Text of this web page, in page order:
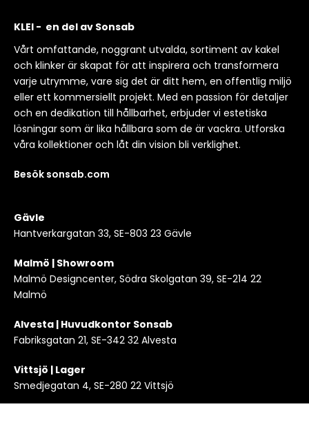
KLEI - en del av Sonsab
Vårt omfattande, noggrant utvalda, sortiment av kakel
och klinker är skapat för att inspirera och transformera
varje utrymme, vare sig det är ditt hem, en offentlig miljö
eller ett kommersiellt projekt. Med en passion för detaljer
och en dedikation till hållbarhet, erbjuder vi estetiska
lösningar som är lika hållbara som de är vackra. Utforska
våra kollektioner och låt din vision bli verklighet.
Besök sonsab.com
Gävle
Hantverkargatan 33, SE-803 23 Gävle
Malmö | Showroom
Malmö Designcenter, Södra Skolgatan 39, SE-214 22
Malmö
Alvesta | Huvudkontor Sonsab
Fabriksgatan 21, SE-342 32 Alvesta
Vittsjö | Lager
Smedjegatan 4, SE-280 22 Vittsjö